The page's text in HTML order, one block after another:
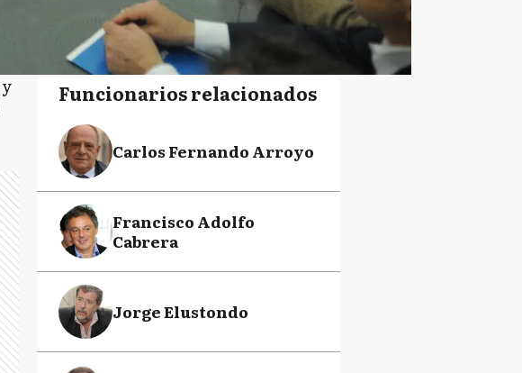
y
Funcionarios relacionados
Carlos Fernando Arroyo
Francisco Adolfo
Cabrera
Jorge Elustondo